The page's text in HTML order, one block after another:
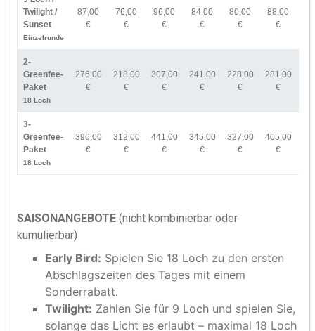
Twilight /
Sunset
Einzelrunde
87,00
€
76,00
€
96,00
€
84,00
€
80,00
€
88,00
€
2-
Greenfee-
Paket
18 Loch
276,00
€
218,00
€
307,00
€
241,00
€
228,00
€
281,00
€
3-
Greenfee-
Paket
18 Loch
396,00
€
312,00
€
441,00
€
345,00
€
327,00
€
405,00
€
SAISONANGEBOTE(nicht kombinierbar oder
kumulierbar)
Early Bird: Spielen Sie 18 Loch zu den ersten
Abschlagszeiten des Tages mit einem
Sonderrabatt.
Twilight: Zahlen Sie für 9 Loch und spielen Sie,
solange das Licht es erlaubt – maximal 18 Loch